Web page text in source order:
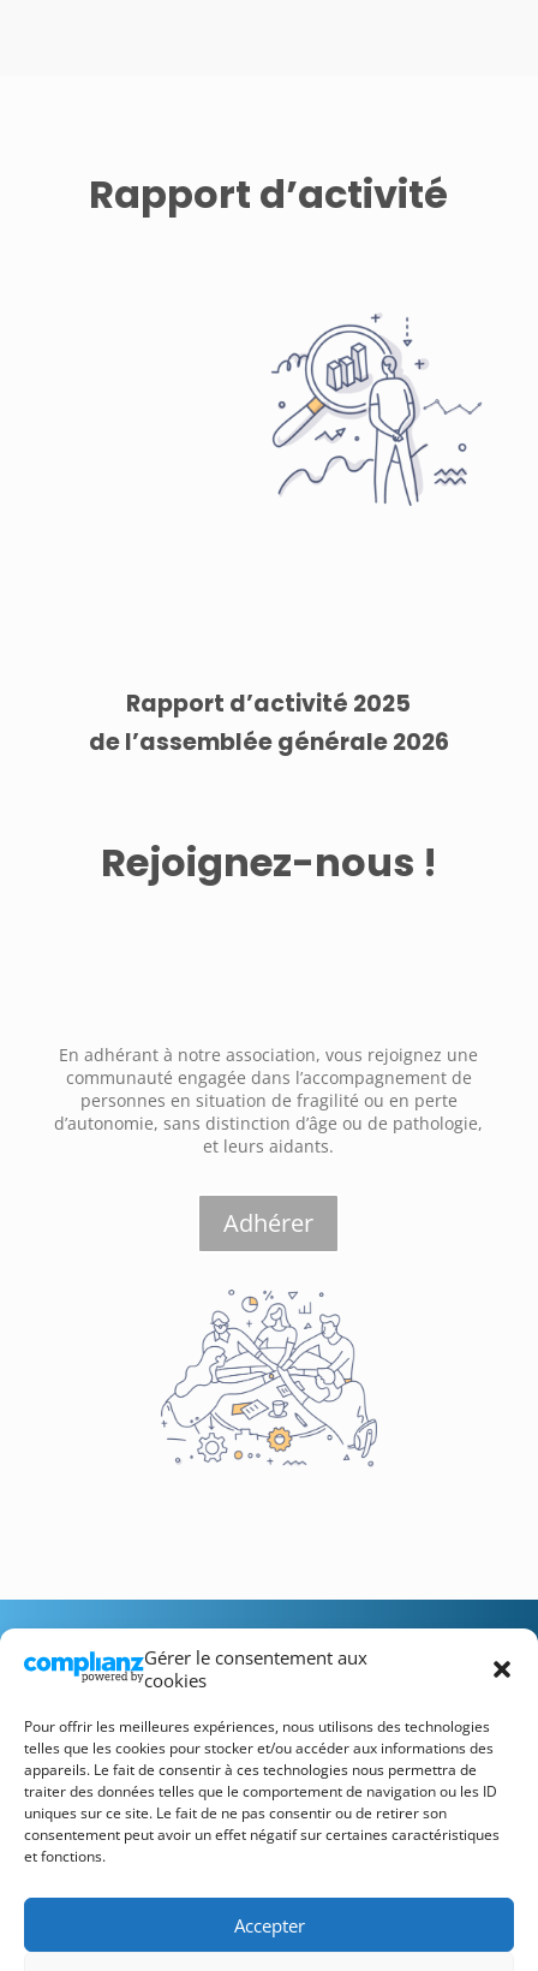
Gérer le consentement aux
cookies
Pour offrir les meilleures expériences, nous utilisons des technologies
telles que les cookies pour stocker et/ou accéder aux informations des
appareils. Le fait de consentir à ces technologies nous permettra de
traiter des données telles que le comportement de navigation ou les ID
uniques sur ce site. Le fait de ne pas consentir ou de retirer son
consentement peut avoir un effet négatif sur certaines caractéristiques
et fonctions.
Accepter
Rapport d’activité
Rapport d’activité 2025
de l’assemblée générale 2026
Rejoignez-nous !
En adhérant à notre association, vous rejoignez une
communauté engagée dans l’accompagnement de
personnes en situation de fragilité ou en perte
d’autonomie, sans distinction d’âge ou de pathologie,
et leurs aidants.
Adhérer
Recrutement FAQ
Mentions Légales
Conditions Générales d’Utilisation